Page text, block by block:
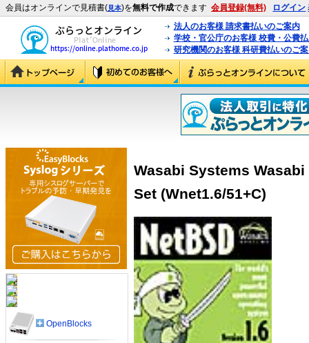
会員はオンラインで見積書(見本)を無料で作成できます 会員登録(無料) ログイン
法人のお客様 請求書払いのご案内
学校・官公庁のお客様 校費・公費
研究機関のお客様 科研費払いのご
Wasabi Systems Wasabi
Set (Wnet1.6/51+C)
OpenBlocks